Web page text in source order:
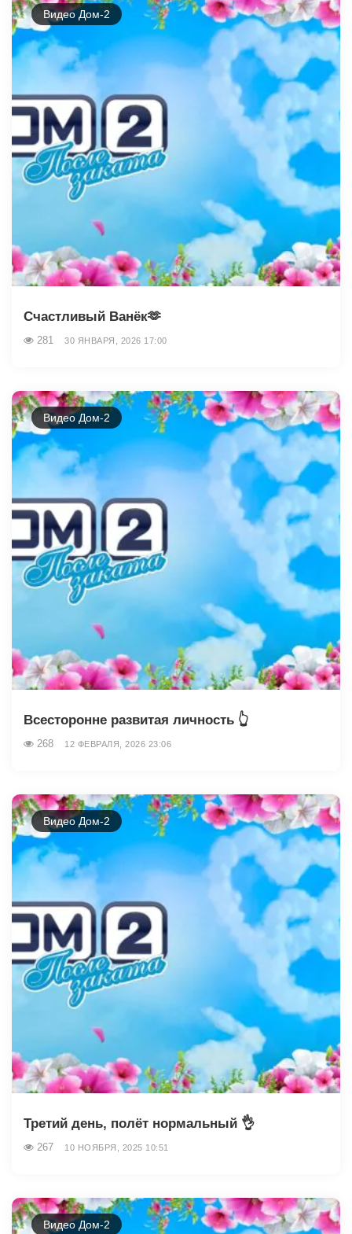
Видео Дом-2
Счастливый Ванёк🫶
281 30 ЯНВАРЯ, 2026 17:00
Видео Дом-2
Всесторонне развитая личность 👆
268 12 ФЕВРАЛЯ, 2026 23:06
Видео Дом-2
Третий день, полёт нормальный 👌
267 10 НОЯБРЯ, 2025 10:51
Видео Дом-2